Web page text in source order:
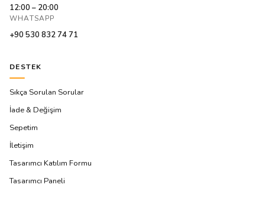
12:00 – 20:00
WHATSAPP
+90 530 832 74 71
DESTEK
Sıkça Sorulan Sorular
İade & Değişim
Sepetim
İletişim
Tasarımcı Katılım Formu
Tasarımcı Paneli